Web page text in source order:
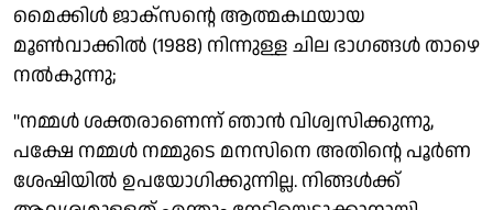
മൈക്കിള്‍ ജാക്സന്റെ ആത്മകഥയായ
മൂണ്‍വാക്കില്‍ (1988) നിന്നുള്ള ചില ഭാഗങ്ങള്‍ താഴെ
നല്‍കുന്നു;
''നമ്മള്‍ ശക്തരാണെന്ന് ഞാന്‍ വിശ്വസിക്കുന്നു,
പക്ഷേ നമ്മള്‍ നമ്മുടെ മനസിനെ അതിന്റെ പൂര്‍ണ
ശേഷിയില്‍ ഉപയോഗിക്കുന്നില്ല. നിങ്ങള്‍ക്ക്